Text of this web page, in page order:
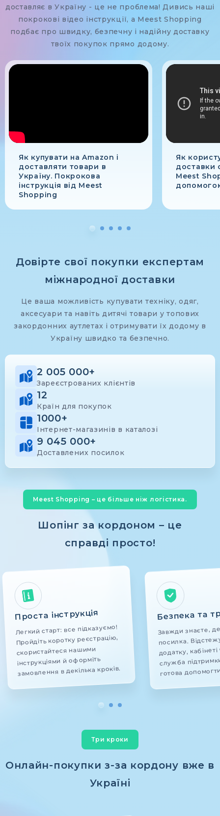
доставляє в Україну - це не проблема! Дивись наші
покрокові відео інструкції, а Meest Shopping
подбає про швидку, безпечну і надійну доставку
твоїх покупок прямо додому.
Як купувати на Amazon і
доставляти товари в
Україну. Покрокова
інструкція від Meest
Shopping
Як
доставки
Meest
Довірте свої покупки експертам
міжнародної доставки
Це ваша можливість купувати техніку, одяг,
аксесуари та навіть дитячі товари у топових
закордонних аутлетах і отримувати їх додому в
Україну швидко та безпечно.
2 005 000+
Зареєстрованих клієнтів
12
Країн для покупок
1000+
Інтернет-магазинів в каталозі
9 045 000+
Доставлених посилок
Meest Shopping – це більше ніж логістика.
Шопінг за кордоном – це
справді просто!
Проста інструкція
Легкий старт: все підказуємо!
Пройдіть коротку реєстрацію,
скористайтеся нашими
інструкціями й оформіть
замовлення в декілька кроків.
Безпека та
Завжди знаєте,
посилка.
додатку,
служба
готова
Три кроки
Онлайн-покупки з-за кордону вже в
Україні